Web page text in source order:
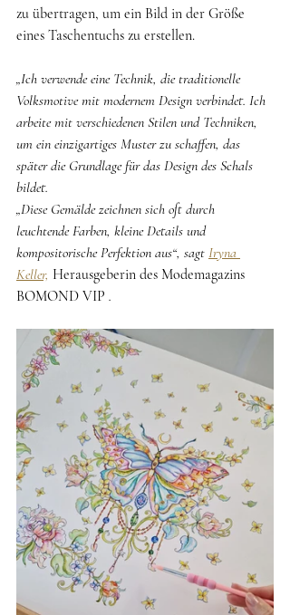
zu übertragen, um ein Bild in der Größe
eines Taschentuchs zu erstellen.
„Ich verwende eine Technik, die traditionelle
Volksmotive mit modernem Design verbindet. Ich
arbeite mit verschiedenen Stilen und Techniken,
um ein einzigartiges Muster zu schaffen, das
später die Grundlage für das Design des Schals
bildet.
„Diese Gemälde zeichnen sich oft durch
leuchtende Farben, kleine Details und
kompositorische Perfektion aus“, sagt Iryna
Keller, Herausgeberin des Modemagazins
BOMOND VIP .